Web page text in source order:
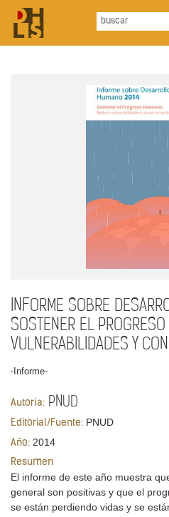
INFORME SOBRE
SOSTENER EL
VULNERABILIDADES Y
-Informe-
Autoría: PNUD
Editorial/Fuente: PNUD
Año: 2014
Resumen
El informe de este año muestra
general son positivas y que el
se están perdiendo vidas y se